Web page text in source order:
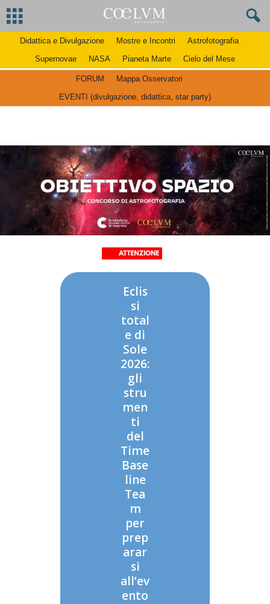
Didattica e Divulgazione Mostre e Incontri
Astrofotografia
Supernovae
NASA Pianeta Marte Cielo del Mese
FORUM
Mappa Osservatori
EVENTI (divulgazione, didattica, star party)
Eclis
si
total
e di
Sole
2026:
gli
stru
men
ti
del
Time
Base
line
Tea
m
per
prep
arar
si
all’ev
ento